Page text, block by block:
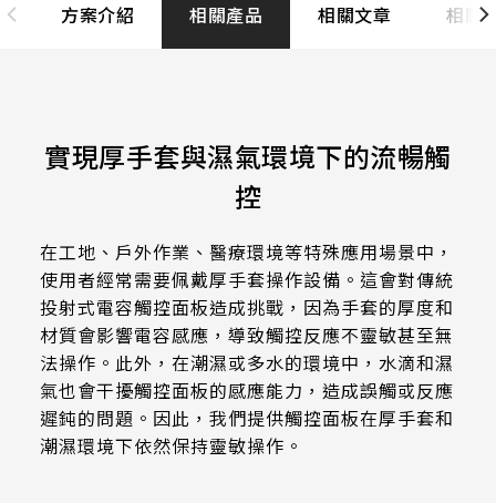
G/F/F(Cover Glass+ITO FILM+ITO
FILM)
800x480
1024x768
1920x1080
1280x1024
10.4
12.1
13.3
15
15.6
17
18.5
166.5 * 104* 1.4 mm
229.2 * 149* 1.4 mm
235 * 143* 2.1 mm
227.3 * 173.9* 1.4 mm
275.82 * 177.9* 2.1 mm
261.8 * 199.8* 2.2 mm
322 * 245.5* 2.2 mm
216.96mm*135.6mm
210.43mm*157.82mm
261.12mm*163.2mm
245.76mm*184.32mm
293.47mm*165.08mm
154.60mm*93.64mm
225.52mm*128.08mm
215.4mm*161.8mm
264.12mm*166.2mm
249mm*187.5mm
LCD可視角度
89/89/89/89
LVDS
≧ 500 cd/m2
≧ 400 cd/m2
≧ 600 cd/m2
≧ 1000 cd/m2
工作溫度(℃)
-20 to 70 ℃
LCD廠牌
INNOLUX_G070ACE-LH3
EDT_ET070013DCDMA
VA區(mm)
156.10*88.6mm
TP IC / Controller
ETP-MB-MER4050CEBG
Cover Glass厚度/BM顏色
方案介紹 相關產品 相關文章 相關
實現厚手套與濕氣環境下的流暢觸
控
在工地、戶外作業、醫療環境等特殊應用場景中，
使用者經常需要佩戴厚手套操作設備。這會對傳統
投射式電容觸控面板造成挑戰，因為手套的厚度和
材質會影響電容感應，導致觸控反應不靈敏甚至無
法操作。此外，在潮濕或多水的環境中，水滴和濕
氣也會干擾觸控面板的感應能力，造成誤觸或反應
遲鈍的問題。因此，我們提供觸控面板在厚手套和
潮濕環境下依然保持靈敏操作。
投資人專區
觸控新知